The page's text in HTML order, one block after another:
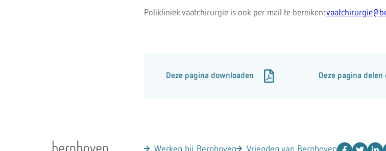
Polikliniek vaatchirurgie is ook per mail te bereiken:
Deze pagina downloaden Deze pagina delen